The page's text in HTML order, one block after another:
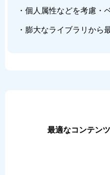
・個人属性などを考慮・
・膨大なライブラリから
最適なコンテン